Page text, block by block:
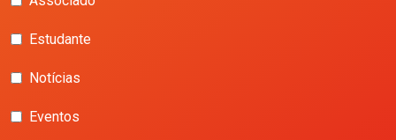
Estudante
Notícias
Eventos